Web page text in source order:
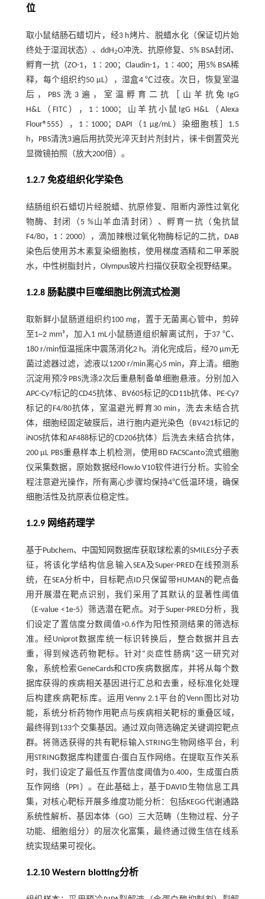
位
取小鼠结肠石蜡切片，经3 h烤片、脱蜡水化（保证切片始
终处于湿润状态）、ddH2O冲洗、抗原修复、5% BSA封闭、
孵育一抗（ZO-1，1∶200；Claudin-1，1∶400；用5% BSA稀
释，每个组织约50 μL），湿盒4 ℃过夜。次日，恢复室温
后，PBS洗3遍，室温孵育二抗［山羊抗兔IgG
H&L（FITC），1∶1000；山羊抗小鼠IgG H&L（Alexa
Flour®555），1∶1000；DAPI（1 μg/mL）染细胞核］1.5
h，PBS清洗3遍后用抗荧光淬灭封片剂封片，徕卡倒置荧光
显微镜拍照（放大200倍）。
1.2.7 免疫组织化学染色
结肠组织石蜡切片经脱蜡、抗原修复、阻断内源性过氧化
物酶、封闭（5 %山羊血清封闭）、孵育一抗（兔抗鼠
F4/80，1∶2000），滴加辣根过氧化物酶标记的二抗，DAB
染色后使用苏木素复染细胞核，使用梯度酒精和二甲苯脱
水，中性树脂封片，Olympus玻片扫描仪获取全视野结果。
1.2.8 肠黏膜中巨噬细胞比例流式检测
取新鲜小鼠肠道组织约100 mg，置于无菌离心管中，剪碎
至1~2 mm³，加入1 mL小鼠肠道组织解离试剂，于37 ℃、
180 r/min恒温摇床中震荡消化2 h。消化完成后，经70 μm无
菌过滤器过滤，滤液以1200 r/min离心5 min，弃上清。细胞
沉淀用预冷PBS洗涤2次后重悬制备单细胞悬液。分别加入
APC-Cy7标记的CD45抗体、BV605标记的CD11b抗体、PE-Cy7
标记的F4/80抗体，室温避光孵育30 min，洗去未结合抗
体，细胞经固定破膜后，进行胞内避光染色（BV421标记的
iNOS抗体和AF488标记的CD206抗体）后洗去未结合抗体，
200 μL PBS重悬样本上机检测，使用BD FACSCanto流式细胞
仪采集数据，原始数据经FlowJo V10软件进行分析。实验全
程注意避光操作，所有离心步骤均保持4℃低温环境，确保
细胞活性及抗原表位稳定性。
1.2.9 网络药理学
基于Pubchem、中国知网数据库获取球松素的SMILES分子表
征，将该化学结构信息输入SEA及Super-PRED在线预测系
统，在SEA分析中，目标靶点ID只保留带HUMAN的靶点备
用开展潜在靶点识别，我们采用了其默认的显著性阈值
（E-value <1e-5）筛选潜在靶点。对于Super-PRED分析，我
们设定了置信度分数阈值>0.6作为阳性预测结果的筛选标
准。经Uniprot数据库统一标识转换后，整合数据并且去
重，得到候选药物靶标。针对“炎症性肠病”这一研究对
象，系统检索GeneCards和CTD疾病数据库，并将从每个数
据库获得的疾病相关基因进行汇总和去重，经标准化处理
后构建疾病靶标库。运用Venny 2.1平台的Venn图比对功
能，系统分析药物作用靶点与疾病相关靶标的重叠区域，
最终得到133个交集基因。通过双向筛选确定关键调控靶点
群。将筛选获得的共有靶标输入STRING生物网络平台，利
用STRING数据库构建蛋白-蛋白互作网络。在提取互作关系
时，我们设定了最低互作置信度阈值为0.400，生成蛋白质
互作网络（PPI）。在此基础上，基于DAVID生物信息工具
集，对核心靶标开展多维度功能分析：包括KEGG代谢通路
系统性解析、基因本体（GO）三大范畴（生物过程、分子
功能、细胞组分）的层次化富集，最终通过微生信在线系
统实现结果可视化。
1.2.10 Western blotting分析